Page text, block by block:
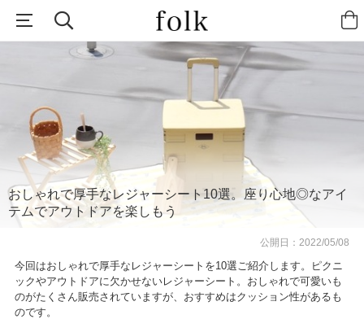
おしゃれで厚手なレジャーシート10選。座り心地◎なアイ
テムでアウトドアを楽しもう
公開日：2022/05/08
今回はおしゃれで厚手なレジャーシートを10選ご紹介します。ピクニ
ックやアウトドアに欠かせないレジャーシート。おしゃれで可愛いも
のがたくさん販売されていますが、おすすめはクッション性があるも
のです。